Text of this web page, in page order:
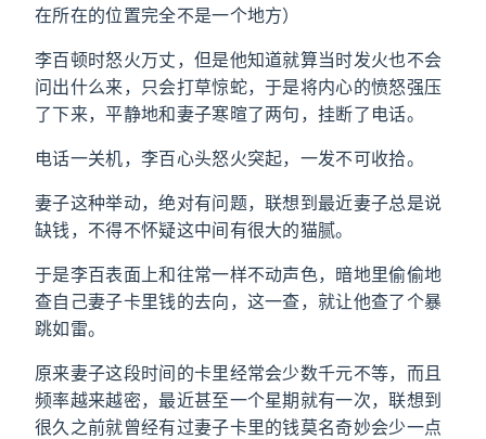
在所在的位置完全不是一个地方）
李百顿时怒火万丈，但是他知道就算当时发火也不会
问出什么来，只会打草惊蛇，于是将内心的愤怒强压
了下来，平静地和妻子寒暄了两句，挂断了电话。
电话一关机，李百心头怒火突起，一发不可收拾。
妻子这种举动，绝对有问题，联想到最近妻子总是说
缺钱，不得不怀疑这中间有很大的猫腻。
于是李百表面上和往常一样不动声色，暗地里偷偷地
查自己妻子卡里钱的去向，这一查，就让他查了个暴
跳如雷。
原来妻子这段时间的卡里经常会少数千元不等，而且
频率越来越密，最近甚至一个星期就有一次，联想到
很久之前就曾经有过妻子卡里的钱莫名奇妙会少一点